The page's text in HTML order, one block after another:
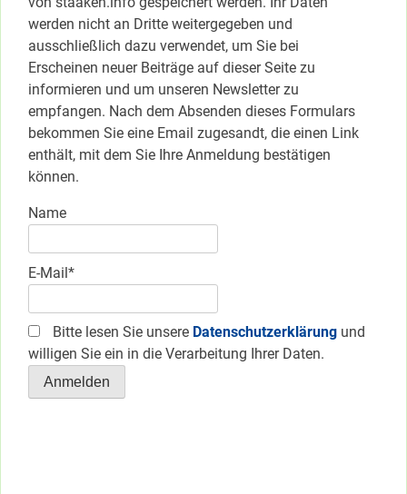
werden nicht an Dritte weitergegeben und
ausschließlich dazu verwendet, um Sie bei
Erscheinen neuer Beiträge auf dieser Seite zu
informieren und um unseren Newsletter zu
empfangen. Nach dem Absenden dieses Formulars
bekommen Sie eine Email zugesandt, die einen Link
enthält, mit dem Sie Ihre Anmeldung bestätigen
können.
Name
E-Mail*
Bitte lesen Sie unsere Datenschutzerklärung und
willigen Sie ein in die Verarbeitung Ihrer Daten.